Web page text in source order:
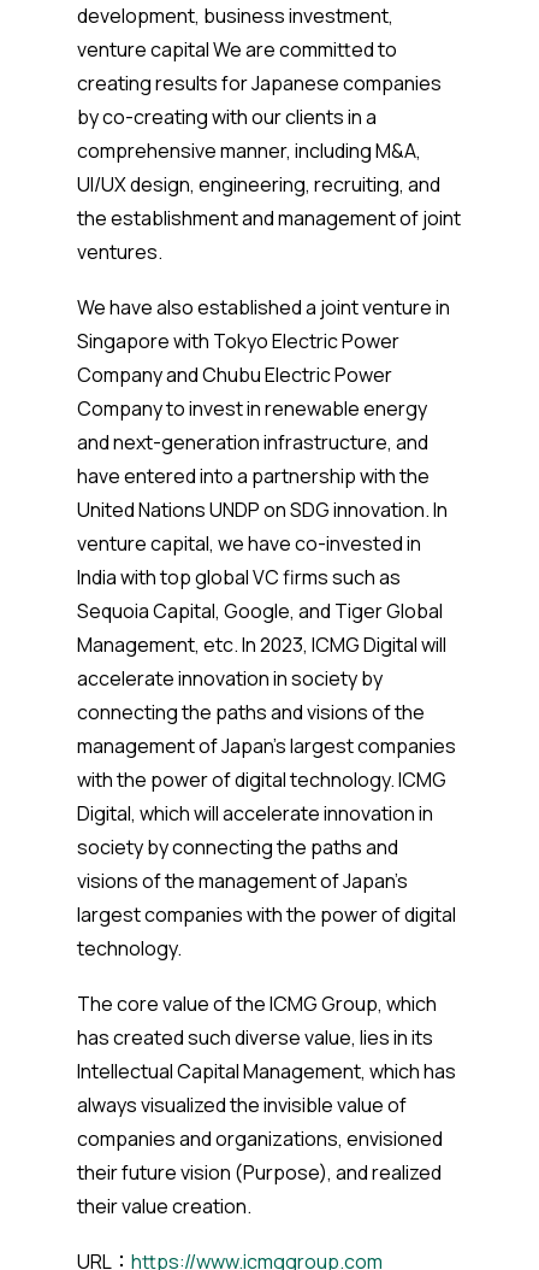
development, business investment,
venture capital We are committed to
creating results for Japanese companies
by co-creating with our clients in a
comprehensive manner, including M&A,
UI/UX design, engineering, recruiting, and
the establishment and management of joint
ventures.
We have also established a joint venture in
Singapore with Tokyo Electric Power
Company and Chubu Electric Power
Company to invest in renewable energy
and next-generation infrastructure, and
have entered into a partnership with the
United Nations UNDP on SDG innovation. In
venture capital, we have co-invested in
India with top global VC firms such as
Sequoia Capital, Google, and Tiger Global
Management, etc. In 2023, ICMG Digital will
accelerate innovation in society by
connecting the paths and visions of the
management of Japan's largest companies
with the power of digital technology. ICMG
Digital, which will accelerate innovation in
society by connecting the paths and
visions of the management of Japan's
largest companies with the power of digital
technology.
The core value of the ICMG Group, which
has created such diverse value, lies in its
Intellectual Capital Management, which has
always visualized the invisible value of
companies and organizations, envisioned
their future vision (Purpose), and realized
their value creation.
URL： https://www.icmggroup.com